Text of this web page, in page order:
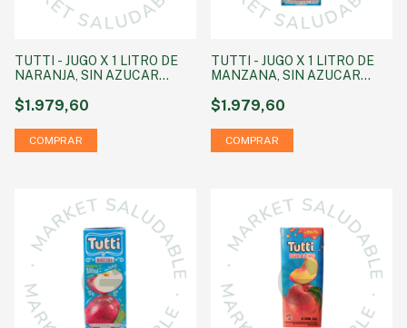
TUTTI - JUGO X 1 LITRO DE
NARANJA, SIN AZUCAR
$1.979,60
TUTTI - JUGO X 1 LITRO DE
MANZANA, SIN AZUCAR
$1.979,60